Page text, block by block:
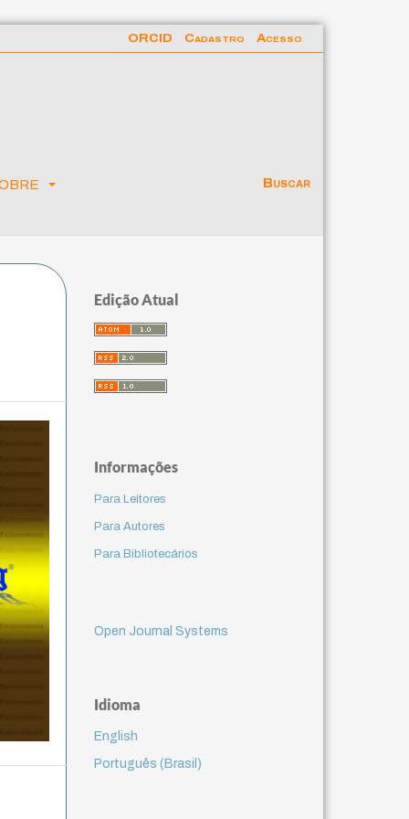
Buscar
ORCID Cadastro Acesso
Edição Atual
Informações
Para Leitores
Para Autores
Para Bibliotecários
Open Journal Systems
Idioma
English
Português (Brasil)